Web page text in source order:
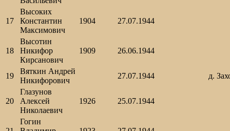
17
Высоких
Константин
Максимович
1904 27.07.1944
18
Высотин
Никифор
Кирсанович
1909 26.06.1944
19
Вяткин Андрей
Никифорович
27.07.1944 д.
20
Глазунов
Алексей
Николаевич
1926 25.07.1944
Гогин